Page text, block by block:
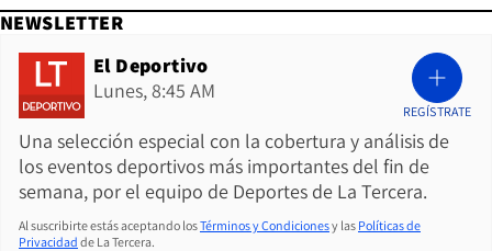
NEWSLETTER
El Deportivo
Lunes, 8:45 AM
Una selección especial con la cobertura y análisis de
los eventos deportivos más importantes del fin de
semana, por el equipo de Deportes de La Tercera.
REGÍSTRATE
Al suscribirte estás aceptando losTérminos y Condicionesy las Políticas de
Privacidad de La Tercera.